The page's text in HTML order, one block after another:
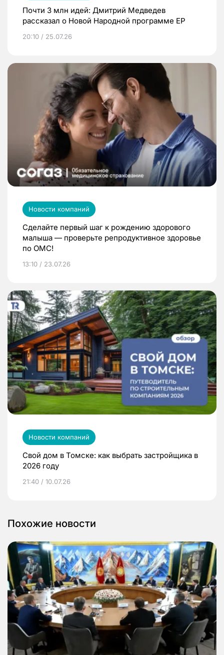
Почти 3 млн идей: Дмитрий Медведев
рассказал о Новой Народной программе ЕР
20:10 / 25.07.26
Новости компаний
Сделайте первый шаг к рождению здорового
малыша — проверьте репродуктивное здоровье
по ОМС!
13:10 / 23.07.26
Новости компаний
Свой дом в Томске: как выбрать застройщика в
2026 году
21:40 / 10.07.26
Похожие новости